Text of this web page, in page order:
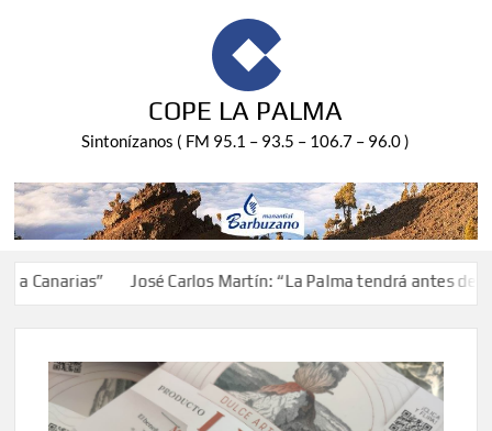
COPE LA PALMA
Sintonízanos ( FM 95.1 – 93.5 – 106.7 – 96.0 )
José Carlos Martín: “La Palma tendrá antes de 2030